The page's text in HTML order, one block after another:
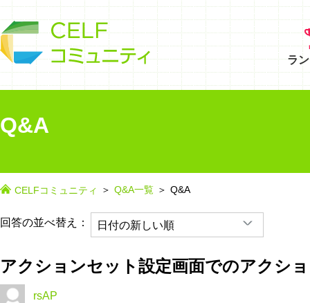
ラ
Q&A
CELFコミュニティ Q&A一覧 Q&A
回答の並べ替え：
アクションセット設定画面でのアクシ
rsAP